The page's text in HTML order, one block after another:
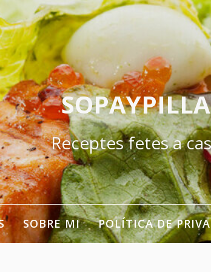
SOPAYPILLA
Receptes fetes a
SOBRE MI POLÍTICA DE